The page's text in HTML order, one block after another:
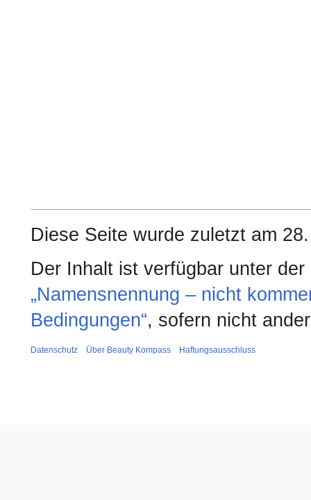
Diese Seite wurde zuletzt am
Der Inhalt ist verfügbar unter
„Namensnennung – nicht
Bedingungen“, sofern nicht
Datenschutz Über Beauty Kompass Haftungsausschluss